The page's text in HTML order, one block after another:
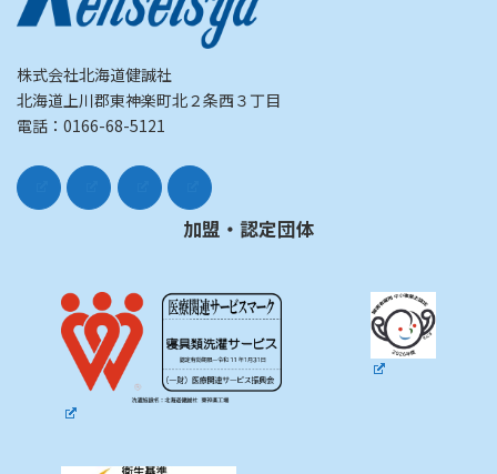
株式会社北海道健誠社
北海道上川郡東神楽町北２条西３丁目
電話：0166-68-5121
加盟・認定団体